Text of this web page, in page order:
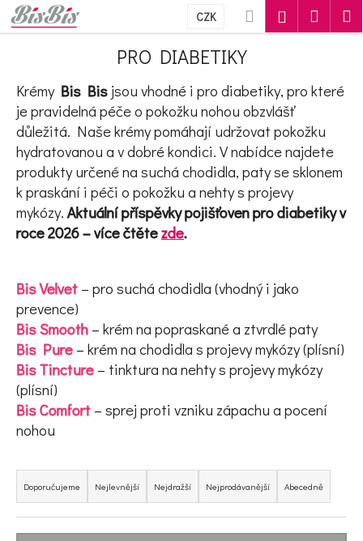
Přejít na obsah CZK Hledat Přihlášení
PRO DIABETIKY
Krémy Bis Bis jsou vhodné i pro diabetiky, pro které
je pravidelná péče o pokožku nohou obzvlášť
důležitá. Naše krémy pomáhají udržovat pokožku
hydratovanou a v dobré kondici. V nabídce najdete
produkty určené na suchá chodidla, paty se sklonem
k praskání i péči o pokožku a nehty s projevy
mykózy.Aktuální příspěvky pojišťoven pro diabetiky v
roce 2026 – více čtětezde.
Bis Velvet – pro suchá chodidla (vhodný i jako
prevence)
Bis Smooth – krém na popraskané a ztvrdlé paty
Bis Pure – krém na chodidla s projevy mykózy (plísní)
Bis Tincture – tinktura na nehty s projevy mykózy
(plísní)
Bis Comfort – sprej proti vzniku zápachu a pocení
nohou
Řazení produktů
Doporučujeme Nejlevnější Nejdražší Nejprodávanější Abecedně
Košík
C
o
p
o
t
ř
b
u
j
e
t
e
n
a
j